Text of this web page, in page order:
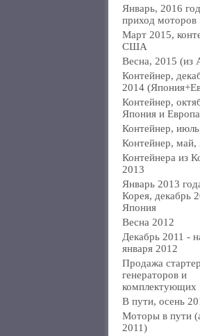
Январь, 2016
приход моторов
Март 2015,
США
Весна, 2015 (из
Контейнер,
2014
Контейнер,
Япония и
Контейнер,
Контейнер, май,
Контейнера из
2013
Январь 2013
Корея, декабрь
Япония
Весна 2012
Декабрь 2011 -
января 2012
Продажа
генераторов и
комплектующих
В пути, осень
Моторы в пути
2011)